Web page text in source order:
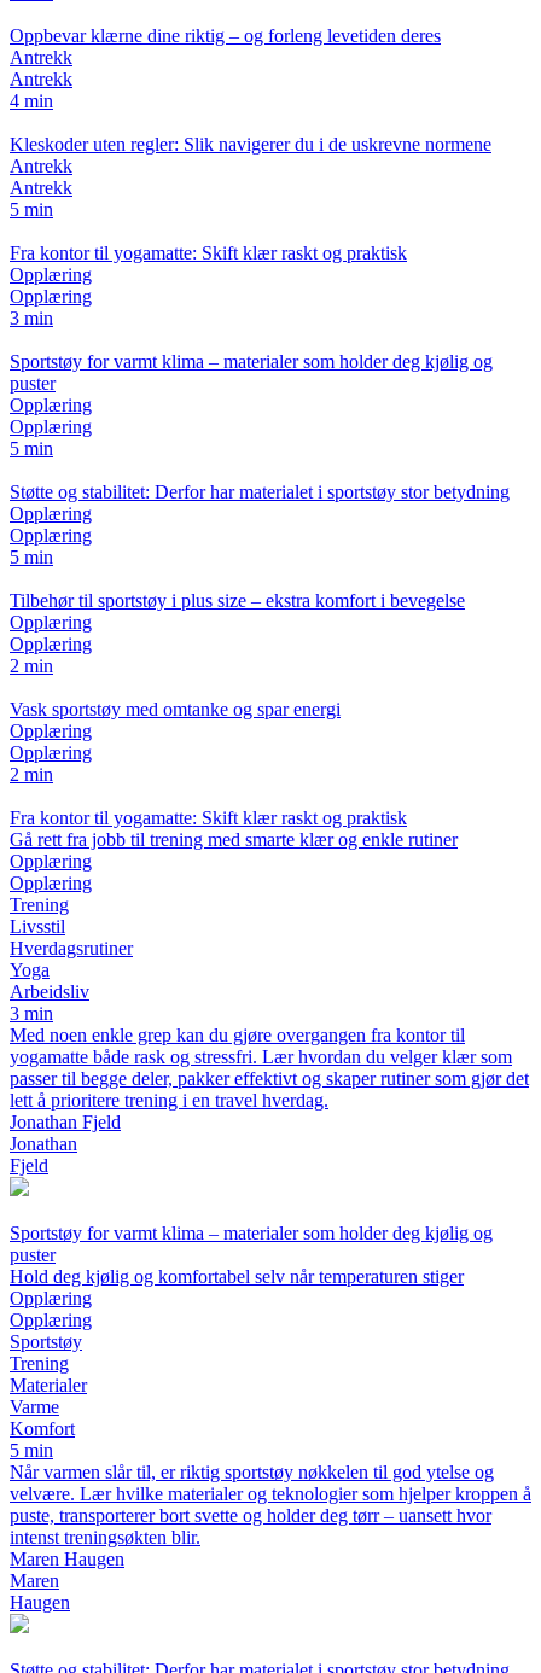
Oppbevar klærne dine riktig – og forleng levetiden deres
Antrekk
Antrekk
4 min
Kleskoder uten regler: Slik navigerer du i de uskrevne normene
Antrekk
Antrekk
5 min
Fra kontor til yogamatte: Skift klær raskt og praktisk
Opplæring
Opplæring
3 min
Sportstøy for varmt klima – materialer som holder deg kjølig og
puster
Opplæring
Opplæring
5 min
Støtte og stabilitet: Derfor har materialet i sportstøy stor betydning
Opplæring
Opplæring
5 min
Tilbehør til sportstøy i plus size – ekstra komfort i bevegelse
Opplæring
Opplæring
2 min
Vask sportstøy med omtanke og spar energi
Opplæring
Opplæring
2 min
Fra kontor til yogamatte: Skift klær raskt og praktisk
Gå rett fra jobb til trening med smarte klær og enkle rutiner
Opplæring
Opplæring
Trening
Livsstil
Hverdagsrutiner
Yoga
Arbeidsliv
3 min
Med noen enkle grep kan du gjøre overgangen fra kontor til
yogamatte både rask og stressfri. Lær hvordan du velger klær som
passer til begge deler, pakker effektivt og skaper rutiner som gjør det
lett å prioritere trening i en travel hverdag.
Jonathan Fjeld
Jonathan
Fjeld
Sportstøy for varmt klima – materialer som holder deg kjølig og
puster
Hold deg kjølig og komfortabel selv når temperaturen stiger
Opplæring
Opplæring
Sportstøy
Trening
Materialer
Varme
Komfort
5 min
Når varmen slår til, er riktig sportstøy nøkkelen til god ytelse og
velvære. Lær hvilke materialer og teknologier som hjelper kroppen å
puste, transporterer bort svette og holder deg tørr – uansett hvor
intenst treningsøkten blir.
Maren Haugen
Maren
Haugen